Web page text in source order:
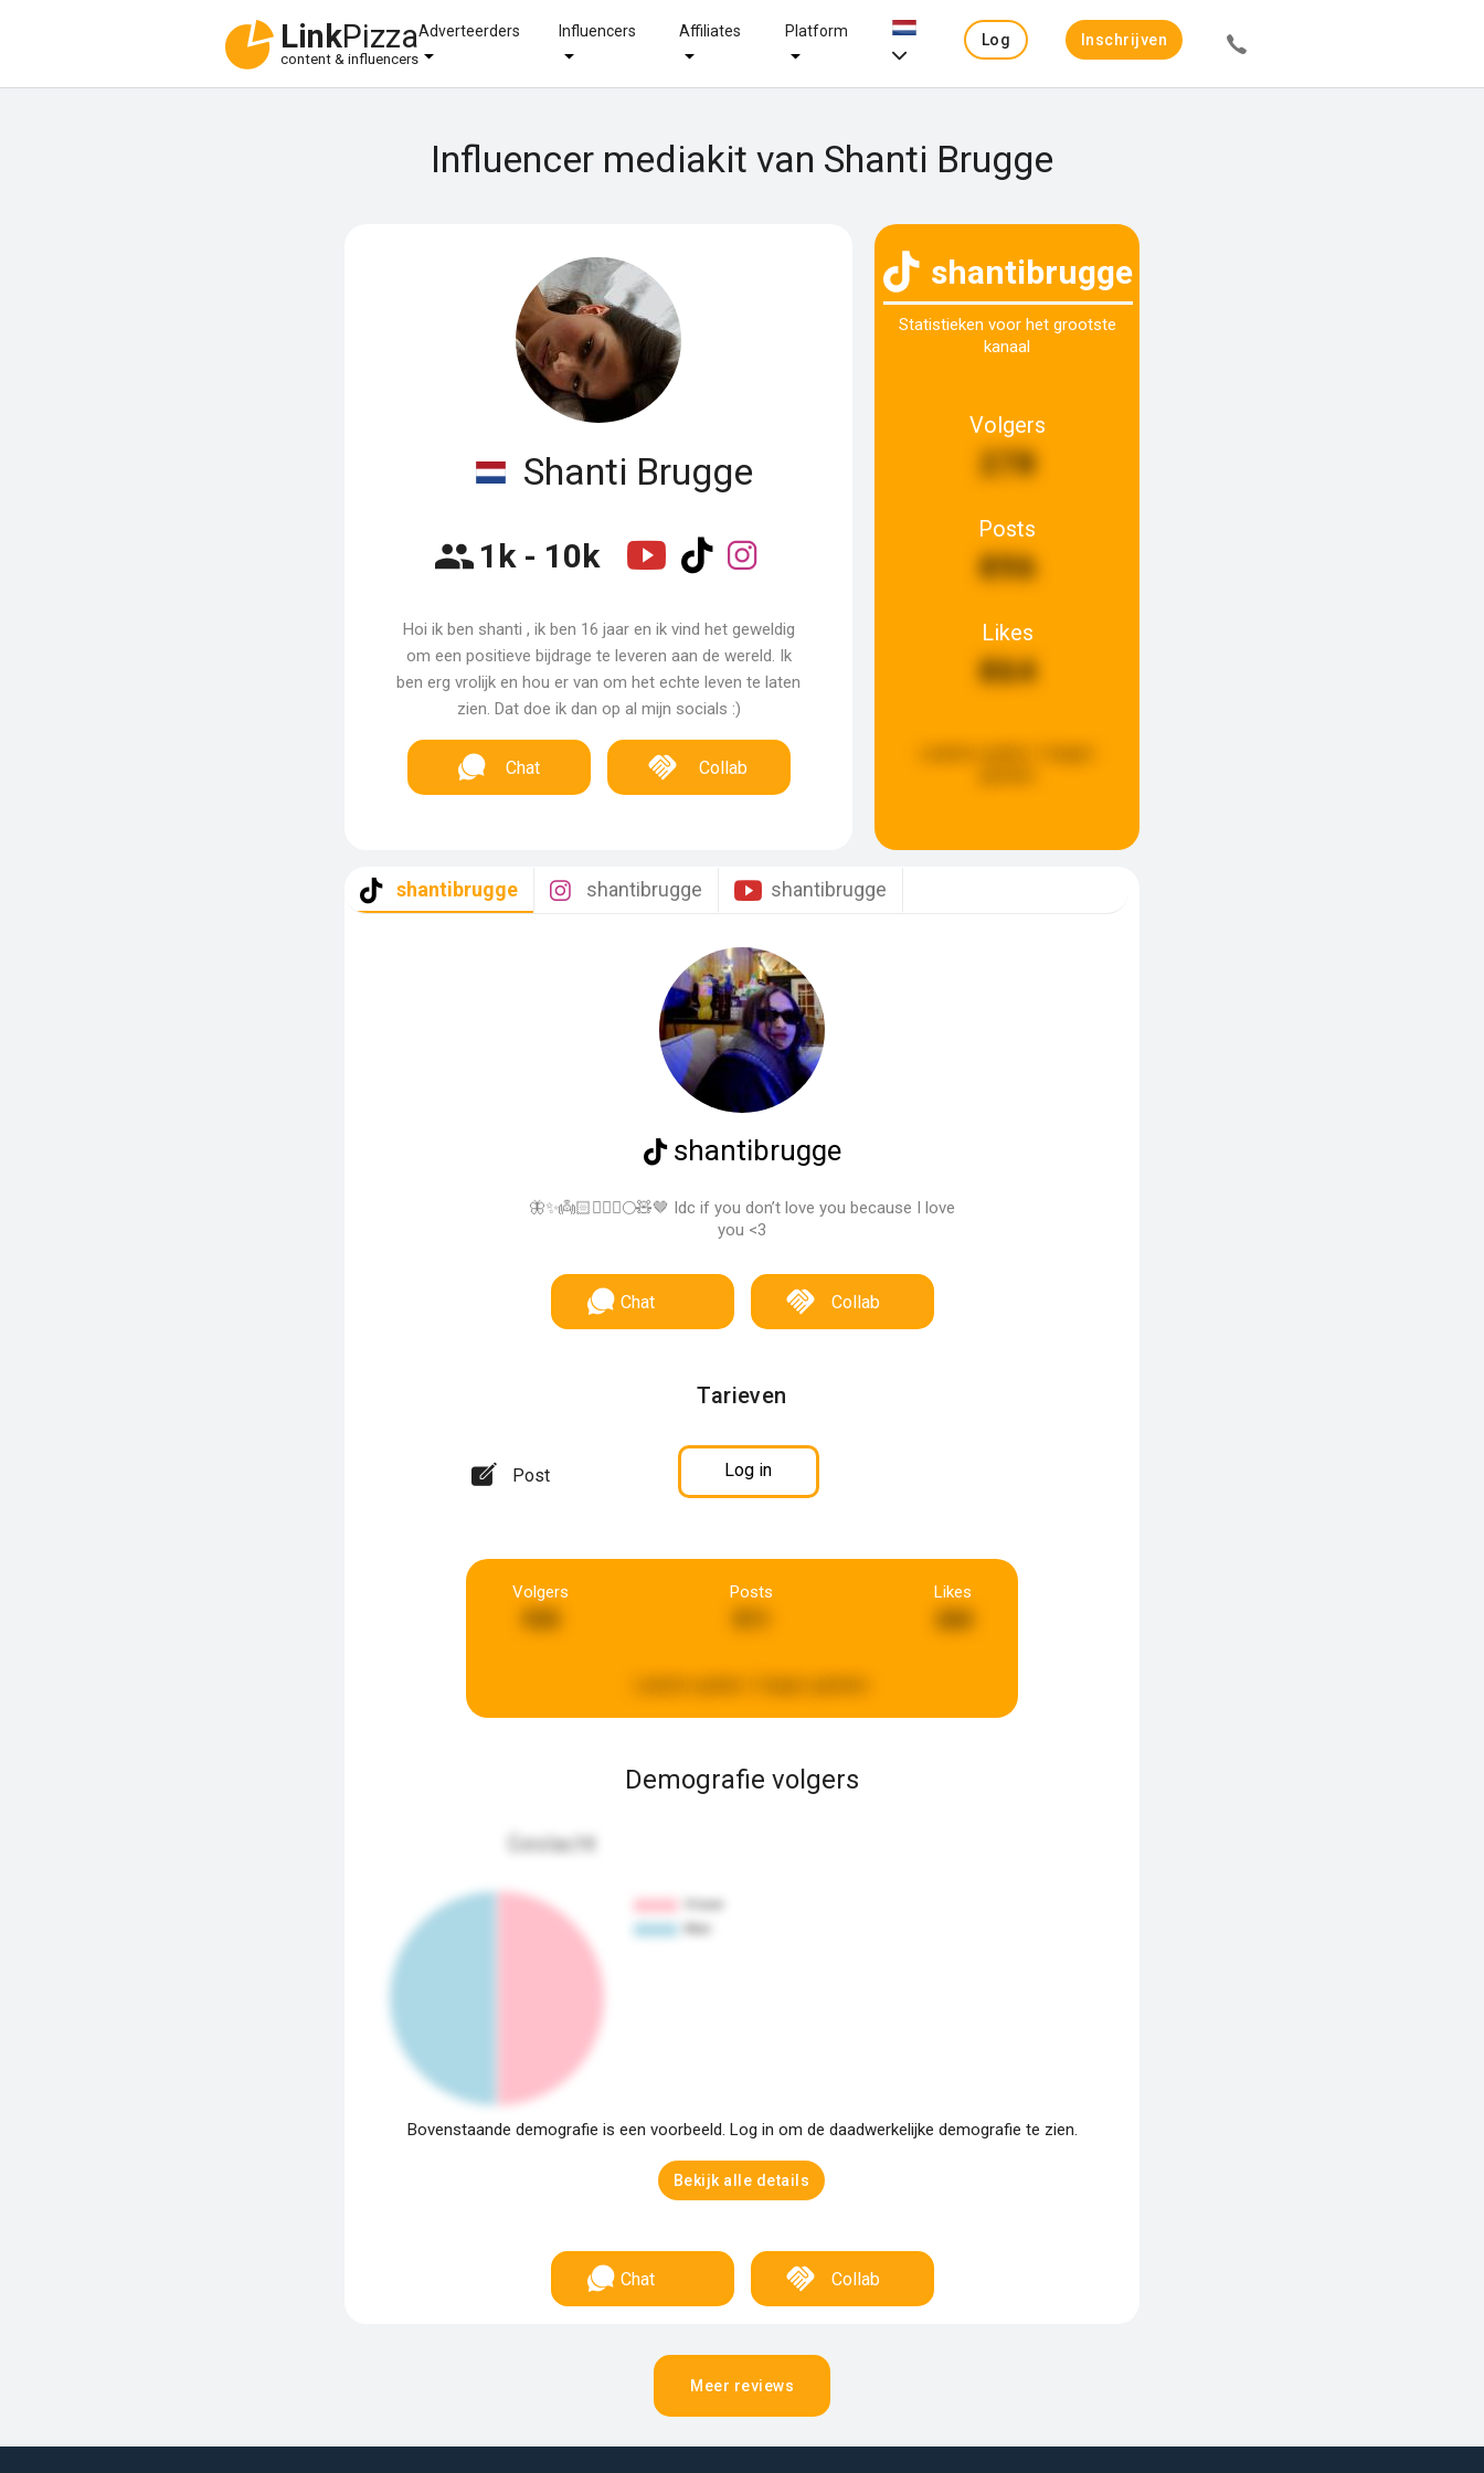
LinkPizza
content & influencers
Adverteerders Influencers Affiliates Platform
Log
Inschrijven
Influencer mediakit van Shanti Brugge
Shanti Brugge
1k - 10k
Hoi ik ben shanti , ik ben 16 jaar en ik vind het geweldig
om een positieve bijdrage te leveren aan de wereld. Ik
ben erg vrolijk en hou er van om het echte leven te laten
zien. Dat doe ik dan op al mijn socials :)
Chat Collab
shantibrugge
Statistieken voor het grootste
kanaal
Volgers
278
Posts
896
Likes
864
shantibrugge shantibrugge shantibrugge
shantibrugge
🦋✨👼🏻🧚🏽‍♀️🌕🧸🤎 Idc if you don’t love you because I love
you <3
Chat Collab
Tarieven
Post Log in
Volgers Posts Likes
260
Demografie volgers
Geslacht
Bovenstaande demografie is een voorbeeld. Log in om de daadwerkelijke demografie te zien.
Bekijk alle details
Chat Collab
Meer reviews